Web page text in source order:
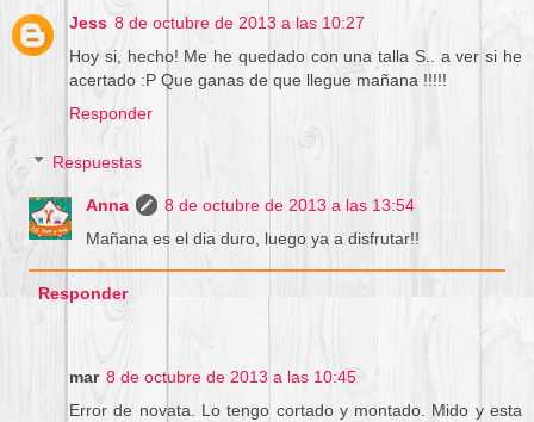
Jess 8 de octubre de 2013 a las 10:27
Hoy si, hecho! Me he quedado con una talla S.. a ver si he
acertado :P Que ganas de que llegue mañana !!!!!
Responder
Respuestas
Anna
8 de octubre de 2013 a las 13:54
Mañana es el dia duro, luego ya a disfrutar!!
Responder
mar 8 de octubre de 2013 a las 10:45
Error de novata. Lo tengo cortado y montado. Mido y esta